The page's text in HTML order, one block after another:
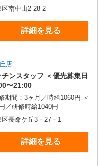
南中山2-28-2
詳細を見る
店
ンスタッフ ＜優先募集日
〜21:00
期間：3ヶ月／時給1060円 ＜
／研修時給1040円
長命ケ丘3－27－1
詳細を見る